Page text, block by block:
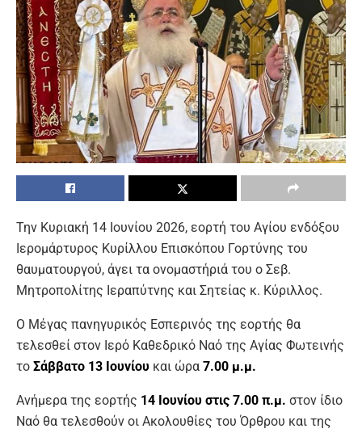
Την Κυριακή 14 Ιουνίου 2026, εορτή του Αγίου ενδόξου
Ιερομάρτυρος Κυρίλλου Επισκόπου Γορτύνης του
θαυματουργού, άγει τα ονομαστήριά του ο Σεβ.
Μητροπολίτης Ιεραπύτνης και Σητείας κ. Κύριλλος.
Ο Μέγας πανηγυρικός Εσπερινός της εορτής θα
τελεσθεί στον Ιερό Καθεδρικό Ναό της Αγίας Φωτεινής
το Σάββατο 13 Ιουνίου και ώρα 7.00 μ.μ.
Ανήμερα της εορτής 14 Ιουνίου στις 7.00 π.μ. στον ίδιο
Ναό θα τελεσθούν οι Ακολουθίες του Όρθρου και της